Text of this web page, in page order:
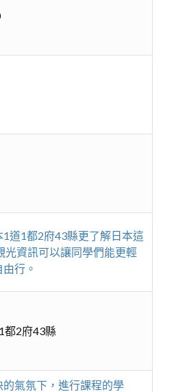
道1都2府43縣更了解日本這
光資訊可以讓同學們能更輕
行。
都2府43縣
氣氛下，進行課程的學